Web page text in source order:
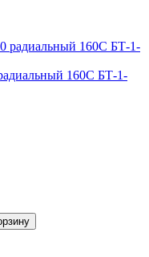
160С БТ-1-